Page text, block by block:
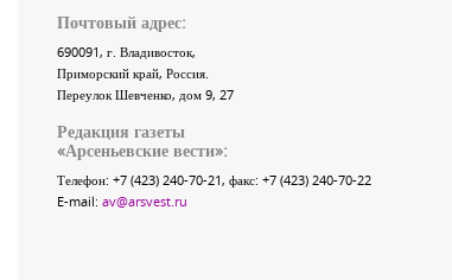
Почтовый адрес:
690091, г. Владивосток,
Приморский край, Россия.
Переулок Шевченко, дом 9, 27
Редакция газеты
«Арсеньевские вести»:
Телефон: +7 (423) 240-70-21, факс: +7 (423) 240-70-22
E-mail: av@arsvest.ru